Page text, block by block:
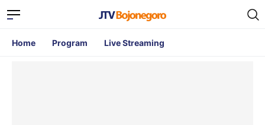
Home Program Live Streaming